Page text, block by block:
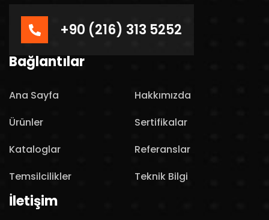
+90 (216) 313 5252
Bağlantılar
Ana Sayfa
Hakkımızda
Ürünler
Sertifikalar
Kataloglar
Referanslar
Temsilcilikler
Teknik Bilgi
İletişim